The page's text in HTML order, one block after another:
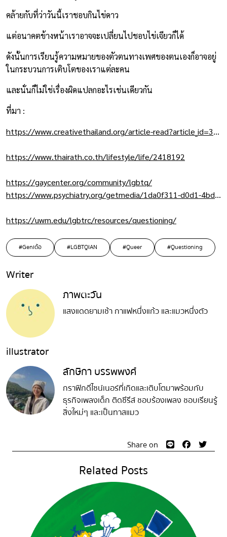
คล้ายกับที่ว่าวันนี้เราชอบกินไข่ดาว
แต่อนาคตข้างหน้าเราอาจจะเปลี่ยนไปชอบไข่เจียวก็ได้
ดังนั้นการเรียนรู้ความหมายของตัวตนทางเพศของตนเองก็อาจอยู่
ในกระบวนการเติบโตของเราแต่ละคน
และนั่นก็ไม่ใช่เรื่องผิดแปลกอะไรเช่นเดียวกัน
ที่มา :
https://www.creativethailand.org/article-read?article_id=34470
https://www.thairath.co.th/lifestyle/life/2418192
https://gaycenter.org/community/lgbtq/
https://www.psychiatry.org/getmedia/1da0f311-d0d1-4bd3-8397-acb76a4a8d6a/Mental-Health-Facts-for-Queer-Questioning-Populations.pdf
https://uwm.edu/lgbtrc/resources/questioning/
#Genเด้อ #LGBTQIAN #Queer #Questioning
Writer
ภาพตะวัน
แสงแดดยามเช้า กาแฟหนึ่งแก้ว และแมวหนึ่งตัว
illustrator
ลักษิกา บรรพพงศ์
กราฟิกดีไซน์เนอร์ที่เกิดและเติบโตมาพร้อมกับ
ธุรกิจเพลงเด็ก ติดซีรีส์ ชอบร้องเพลง ชอบเรียนรู้
สิ่งใหม่ๆ และเป็นทาสแมว
Share on
Related Posts